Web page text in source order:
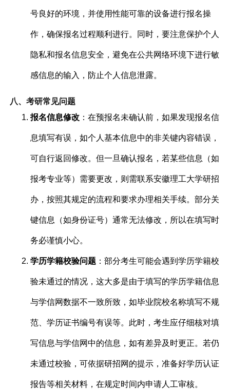
号良好的环境，并使用性能可靠的设备进行报名操
作，确保报名过程顺利进行。同时，要注意保护个人
隐私和报名信息安全，避免在公共网络环境下进行敏
感信息的输入，防止个人信息泄露。
八、考研常见问题
报名信息修改 ：在预报名未确认前，如果发现报名信
息填写有误，如个人基本信息中的非关键内容错误，
可自行返回修改。但一旦确认报名，若某些信息（如
报考专业等）需要更改，则需联系安徽理工大学研招
办，按照其规定的流程和要求办理相关手续。部分关
键信息（如身份证号）通常无法修改，所以在填写时
务必谨慎小心。
学历学籍校验问题 ：部分考生可能会遇到学历学籍校
验未通过的情况，这大多是由于填写的学历学籍信息
与学信网数据不一致所致，如毕业院校名称填写不规
范、学历证书编号有误等。此时，考生应仔细核对填
写信息与学信网中的信息，如有差异及时更正。若仍
未通过校验，可依据研招网的提示，准备好学历认证
报告等相关材料，在规定时间内申请人工审核。